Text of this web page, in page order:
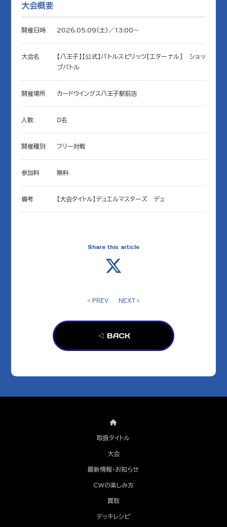
大会概要
開催日時 2026.05.09(土)／13:00〜
大会名
【八王子】【公式】バトルスピリッツ[エターナル] ショッ
プバトル
開催場所 カードウイングス八王子駅前店
人数 8名
開催種別 フリー対戦
参加料 無料
備考 【大会タイトル】デュエルマスターズ デュ
Share this article
◁ PREV NEXT ▷
◁ BACK
取扱タイトル
大会
最新情報・お知らせ
CWの楽しみ方
買取
デッキレシピ